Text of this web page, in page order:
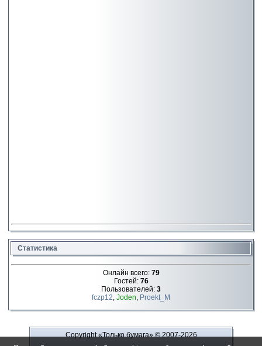
Статистика
Онлайн всего: 79
Гостей: 76
Пользователей: 3
fczp12, Joden, Proekt_M
Copyright «Только бумага»© 2007-2026